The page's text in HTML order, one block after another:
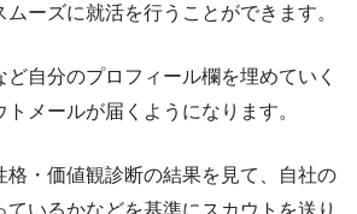
ーズに就活を行うことができます。
自分のプロフィール欄を埋めていく
メールが届くようになります。
格・価値観診断の結果を見て、自社の
いるかなどを基準にスカウトを送り